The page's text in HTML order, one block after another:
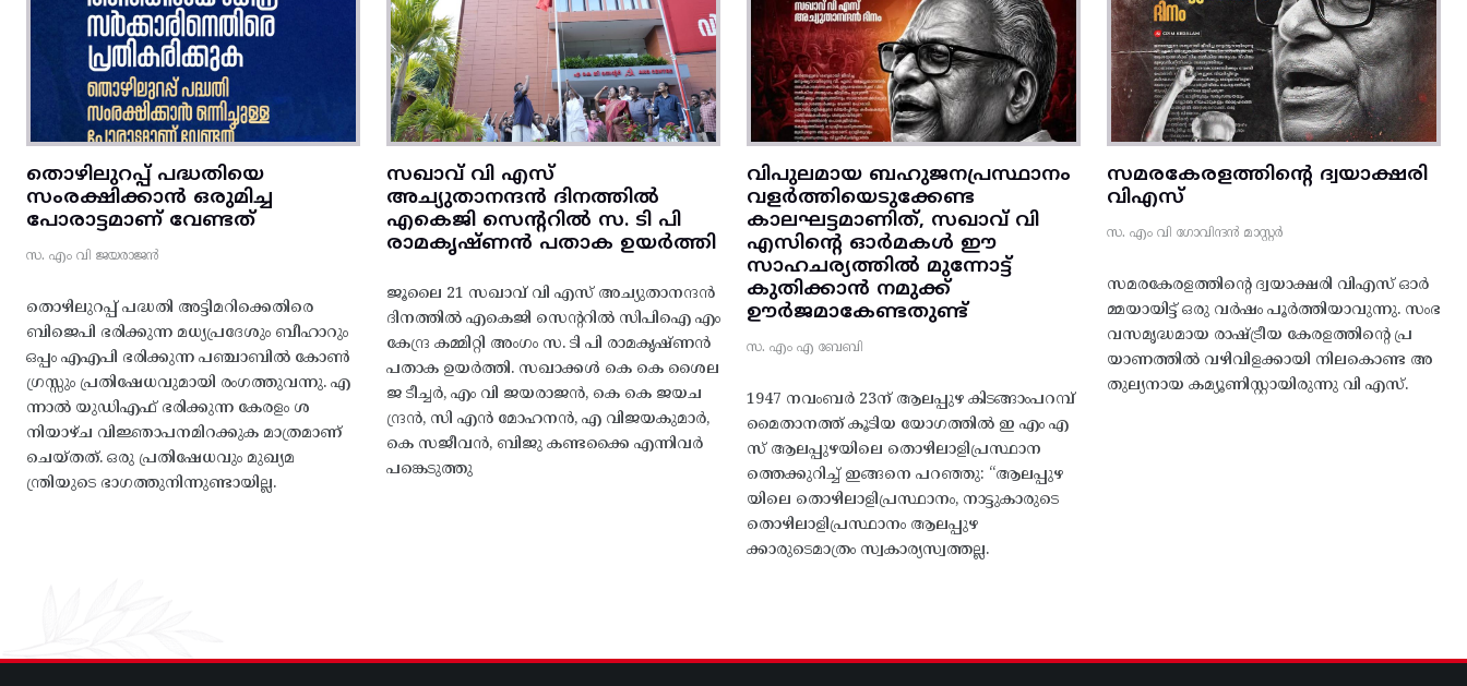
തൊഴിലുറപ്പ് പദ്ധതിയെ
സംരക്ഷിക്കാൻ ഒരുമിച്ച
പോരാട്ടമാണ് വേണ്ടത്
സ. എം വി ജയരാജൻ
തൊഴിലുറപ്പ് പദ്ധതി അട്ടിമറിക്കെതിരെ
ബിജെപി ഭരിക്കുന്ന മധ്യപ്രദേശും ബീഹാറും
ഒപ്പം എഎപി ഭരിക്കുന്ന പഞ്ചാബിൽ കോൺ
ഗ്രസ്സും പ്രതിഷേധവുമായി രംഗത്തുവന്നു. എ
ന്നാൽ യുഡിഎഫ് ഭരിക്കുന്ന കേരളം ശ
നിയാഴ്ച വിജ്ഞാപനമിറക്കുക മാത്രമാണ്
ചെയ്തത്. ഒരു പ്രതിഷേധവും മുഖ്യമ
ന്ത്രിയുടെ ഭാഗത്തുനിന്നുണ്ടായില്ല.
സഖാവ് വി എസ്
അച്യുതാനന്ദൻ ദിനത്തിൽ
എകെജി സെന്ററിൽ സ. ടി പി
രാമകൃഷ്‌ണൻ പതാക ഉയർത്തി
ജൂലൈ 21 സഖാവ് വി എസ് അച്യുതാനന്ദൻ
ദിനത്തിൽ എകെജി സെന്ററിൽ സിപിഐ എം
കേന്ദ്ര കമ്മിറ്റി അംഗം സ. ടി പി രാമകൃഷ്‌ണൻ
പതാക ഉയർത്തി. സഖാക്കൾ കെ കെ ശൈല
ജ ടീച്ചർ, എം വി ജയരാജൻ, കെ കെ ജയച
ന്ദ്രൻ, സി എൻ മോഹനൻ, എ വിജയകുമാർ,
കെ സജീവൻ, ബിജു കണ്ടക്കൈ എന്നിവർ
പങ്കെടുത്തു
വിപുലമായ ബഹുജനപ്രസ്ഥാനം
വളർത്തിയെടുക്കേണ്ട
കാലഘട്ടമാണിത്, സഖാവ് വി
എസിന്റെ ഓർമകൾ ഈ
സാഹചര്യത്തിൽ മുന്നോട്ട്‌
കുതിക്കാൻ നമുക്ക്
ഊർജമാകേണ്ടതുണ്ട്
സ. എം എ ബേബി
1947 നവംബർ 23ന് ആലപ്പുഴ കിടങ്ങാംപറമ്പ്‌
മൈതാനത്ത്‌ കൂടിയ യോഗത്തിൽ ഇ എം എ
സ് ആലപ്പുഴയിലെ തൊഴിലാളിപ്രസ്ഥാന
ത്തെക്കുറിച്ച് ഇങ്ങനെ പറഞ്ഞു: “ആലപ്പുഴ
യിലെ തൊഴിലാളിപ്രസ്ഥാനം, നാട്ടുകാരുടെ
തൊഴിലാളിപ്രസ്ഥാനം ആലപ്പുഴ
ക്കാരുടെമാത്രം സ്വകാര്യസ്വത്തല്ല.
സമരകേരളത്തിൻ്റെ ദ്വയാക്ഷരി
വിഎസ്
സ. എം വി ഗോവിന്ദൻ മാസ്റ്റർ
സമരകേരളത്തിൻ്റെ ദ്വയാക്ഷരി വിഎസ് ഓർ
മ്മയായിട്ട് ഒരു വർഷം പൂർത്തിയാവുന്നു. സംഭ
വസമൃദ്ധമായ രാഷ്ട്രീയ കേരളത്തിന്റെ പ്ര
യാണത്തിൽ വഴിവിളക്കായി നിലകൊണ്ട അ
തുല്യനായ കമ്യൂണിസ്റ്റായിരുന്നു വി എസ്.